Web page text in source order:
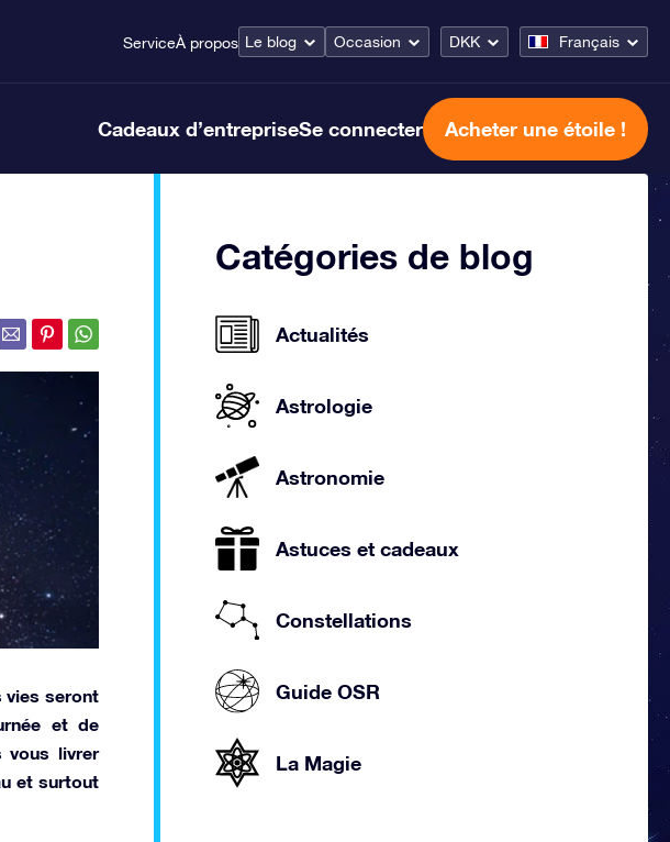
ServiceÀ propos Le blog Occasion DKK Français
Cadeaux d’entrepriseSe connecter Acheter une étoile !
vies seront
et de
vous livrer
et surtout
Catégories de blog
Actualités
Astrologie
Astronomie
Astuces et cadeaux
Constellations
Guide OSR
La Magie